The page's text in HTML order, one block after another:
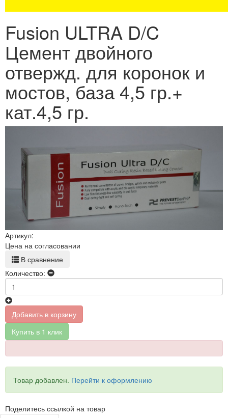
Fusion ULTRA D/C
Цемент двойного
отвержд. для коронок и
мостов, база 4,5 гр.+
кат.4,5 гр.
Артикул:
Цена на согласовании
В сравнение
Количество:
Добавить в корзину
Купить в 1 клик
Товар добавлен. Перейти к оформлению
Поделитесь ссылкой на товар